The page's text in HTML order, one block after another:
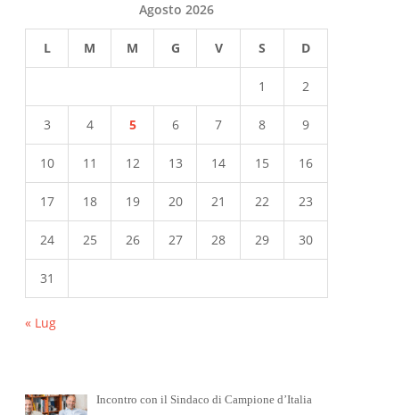
Agosto 2026
L M M G V S D
1 2
3 4 5 6 7 8 9
10 11 12 13 14 15 16
17 18 19 20 21 22 23
24 25 26 27 28 29 30
31
« Lug
Incontro con il Sindaco di Campione d’Italia